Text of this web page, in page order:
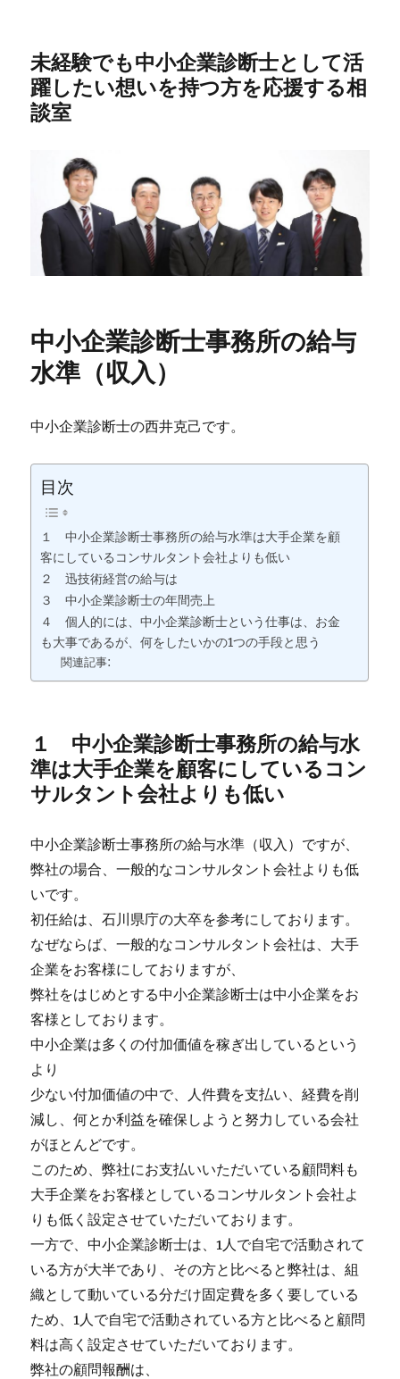
未経験でも中小企業診断士として活
躍したい想いを持つ方を応援する相
談室
中小企業診断士事務所の給与
水準（収入）
中小企業診断士の西井克己です。
目次
１ 中小企業診断士事務所の給与水準は大手企業を顧
客にしているコンサルタント会社よりも低い
２ 迅技術経営の給与は
３ 中小企業診断士の年間売上
４ 個人的には、中小企業診断士という仕事は、お金
も大事であるが、何をしたいかの1つの手段と思う
関連記事:
１ 中小企業診断士事務所の給与水
準は大手企業を顧客にしているコン
サルタント会社よりも低い
中小企業診断士事務所の給与水準（収入）ですが、
弊社の場合、一般的なコンサルタント会社よりも低
いです。
初任給は、石川県庁の大卒を参考にしております。
なぜならば、一般的なコンサルタント会社は、大手
企業をお客様にしておりますが、
弊社をはじめとする中小企業診断士は中小企業をお
客様としております。
中小企業は多くの付加価値を稼ぎ出しているという
より
少ない付加価値の中で、人件費を支払い、経費を削
減し、何とか利益を確保しようと努力している会社
がほとんどです。
このため、弊社にお支払いいただいている顧問料も
大手企業をお客様としているコンサルタント会社よ
りも低く設定させていただいております。
一方で、中小企業診断士は、1人で自宅で活動されて
いる方が大半であり、その方と比べると弊社は、組
織として動いている分だけ固定費を多く要している
ため、1人で自宅で活動されている方と比べると顧問
料は高く設定させていただいております。
弊社の顧問報酬は、